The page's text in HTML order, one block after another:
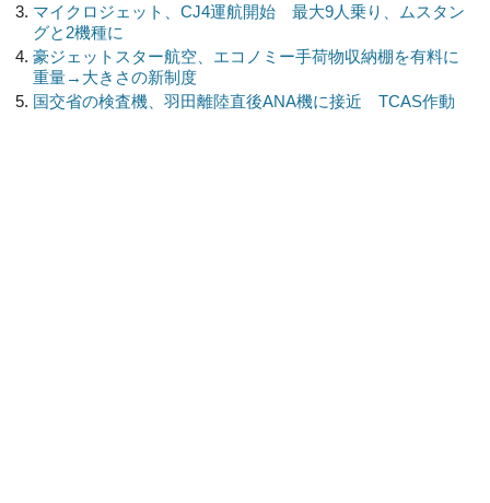
マイクロジェット、CJ4運航開始 最大9人乗り、ムスタン
グと2機種に
豪ジェットスター航空、エコノミー手荷物収納棚を有料に
重量→大きさの新制度
国交省の検査機、羽田離陸直後ANA機に接近 TCAS作動